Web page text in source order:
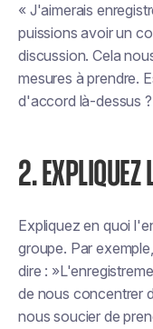
« J'aimerais
puissions avoir un
discussion. Cela
mesures à prendre.
d'accord là-dessus
2. EXPLIQUEZ
Expliquez en quoi
groupe. Par
dire : »
de nous concentrer
nous soucier de